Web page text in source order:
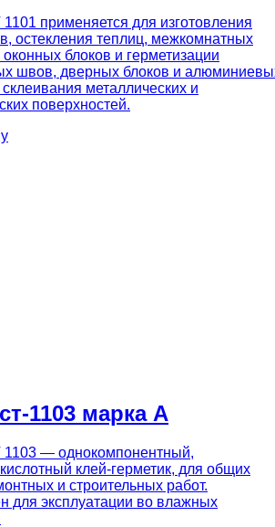
применяется для изготовления
остекления теплиц, межкомнатных
оконных блоков и герметизации
швов, дверных блоков и
металлических и
поверхностей.
1103 марка А
— однокомпонентный,
клей-герметик, для общих
и строительных работ.
для эксплуатации во влажных